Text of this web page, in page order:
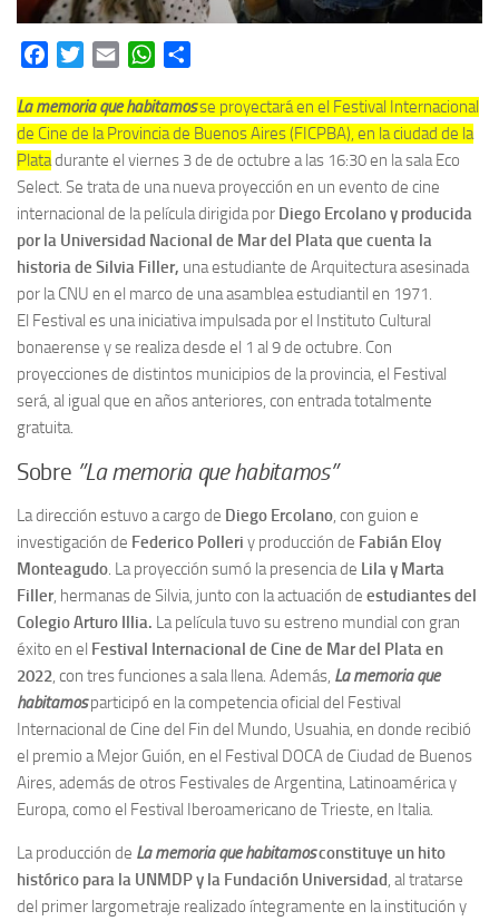
FacebookTwitterEmail WhatsApp
La memoria que habitamosse proyectará en el Festival Internacional
de Cine de la Provincia de Buenos Aires(FICPBA), en la ciudad de la
Platadurante el viernes 3 de de octubre a las 16:30 en la sala Eco
Select. Se trata de una nueva proyección en un evento de cine
internacional de la película dirigida por Diego Ercolano y producida
por la Universidad Nacional de Mar del Plata que cuenta la
historia de Silvia Filler, una estudiante de Arquitectura asesinada
por la CNU en el marco de una asamblea estudiantil en 1971.
El Festival es una iniciativa impulsada por el Instituto Cultural
bonaerense y se realiza desde el 1 al 9 de octubre. Con
proyecciones de distintos municipios de la provincia, el Festival
será, al igual que en años anteriores, con entrada totalmente
gratuita.
Sobre ”La memoria que habitamos”
La dirección estuvo a cargo de Diego Ercolano, con guion e
investigación de Federico Polleri y producción de Fabián Eloy
Monteagudo. La proyección sumó la presencia de Lila y Marta
Filler, hermanas de Silvia, junto con la actuación de estudiantes del
Colegio Arturo Illia. La película tuvo su estreno mundial con gran
éxito en el Festival Internacional de Cine de Mar del Plata en
2022, con tres funciones a sala llena. Además, La memoria que
habitamosparticipó en la competencia oficial del Festival
Internacional de Cine del Fin del Mundo, Usuahia, en donde recibió
el premio a Mejor Guión, en el Festival DOCA de Ciudad de Buenos
Aires, además de otros Festivales de Argentina, Latinoamérica y
Europa, como el Festival Iberoamericano de Trieste, en Italia.
La producción de La memoria que habitamosconstituye un hito
histórico para la UNMDP y la Fundación Universidad, al tratarse
del primer largometraje realizado íntegramente en la institución y